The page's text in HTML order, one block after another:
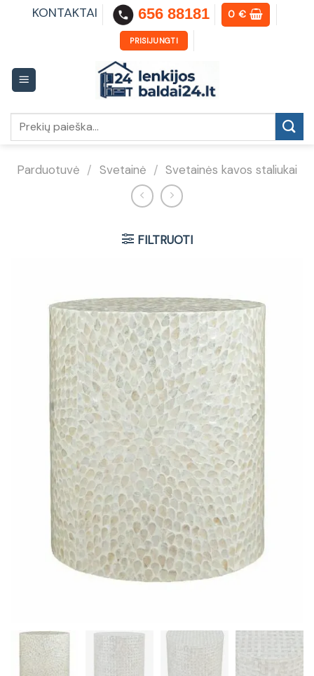
KONTAKTAI 656 88181 0€
PRISIJUNGTI
Parduotuvė / Svetainė / Svetainės kavos staliukai
FILTRUOTI